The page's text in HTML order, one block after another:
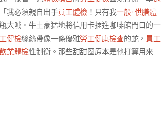
我必須親自出手員工體檢 ！只有我一般+供膳體
大喊。牛土豪猛地將信用卡插進咖啡館門口的一
健檢絲絲帶像一條優雅勞工健康檢查的蛇， 員工
業體檢性制衡。那些甜甜圈原本是他打算用來